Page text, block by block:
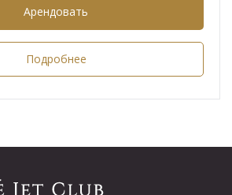
Арендовать
Подробнее